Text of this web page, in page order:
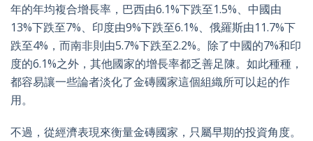
年的年均複合增長率，巴西由6.1%下跌至1.5%、中國由
13%下跌至7%、印度由9%下跌至6.1%、俄羅斯由11.7%下
跌至4%，而南非則由5.7%下跌至2.2%。除了中國的7%和印
度的6.1%之外，其他國家的增長率都乏善足陳。如此種種，
都容易讓一些論者淡化了金磚國家這個組織所可以起的作
用。
不過，從經濟表現來衡量金磚國家，只屬早期的投資角度。